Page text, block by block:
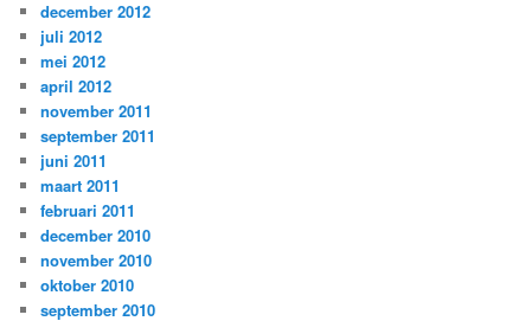
december 2012
juli 2012
mei 2012
april 2012
november 2011
september 2011
juni 2011
maart 2011
februari 2011
december 2010
november 2010
oktober 2010
september 2010